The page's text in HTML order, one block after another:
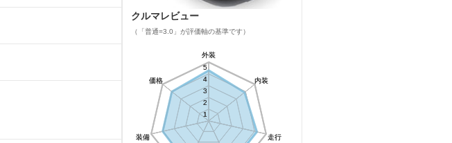
クルマレビュー
（「普通=3.0」が評価軸の基準です）
外装
内装
走行
装備
価格
1
2
3
4
5
外装
内装
走行
装備
価格
1
2
3
4
5